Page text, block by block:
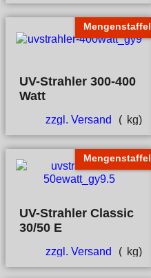
Mengenstaffel
UV-Strahler 300-400
Watt
zzgl. Versand kg
Mengenstaffel
UV-Strahler Classic
30/50 E
zzgl. Versand kg